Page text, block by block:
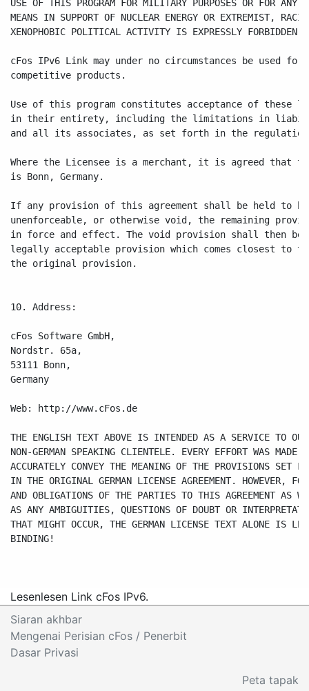
Lesenlesen Link cFos IPv6.
Siaran akhbar
Mengenai Perisian cFos / Penerbit
Dasar Privasi
Peta tapak